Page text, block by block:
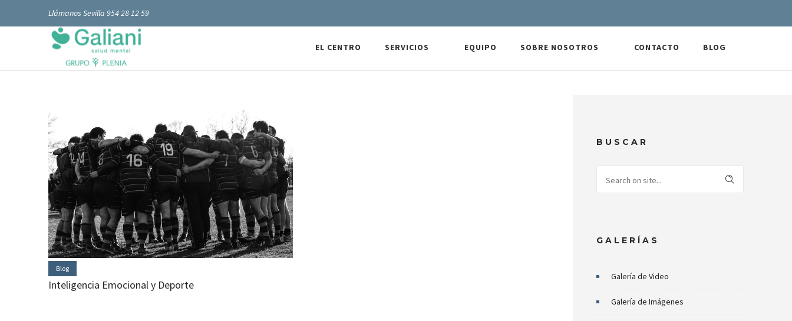
Llámanos Sevilla 954 28 12 59
EL CENTRO SERVICIOS EQUIPO SOBRE NOSOTROS CONTACTO BLOG
Blog
Inteligencia Emocional y Deporte
BUSCAR
GALERÍAS
Galería de Video
Galería de Imágenes